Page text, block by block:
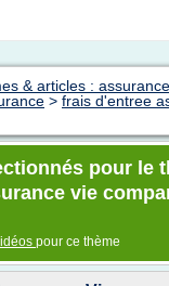
& articles :
> frais d'entree
pour le
vie
pour ce thème